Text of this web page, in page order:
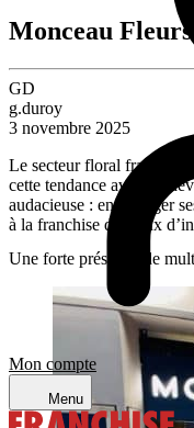
Mon compte
Menu
Monceau
GD
g.duroy
3 novembre 2025
Le secteur floral français
cette tendance avec un
audacieuse : encourager
à la franchise désireux
Une forte présence de